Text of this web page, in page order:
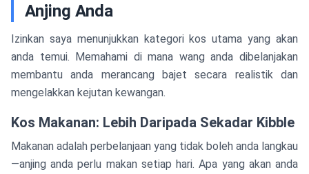
Anjing Anda
Izinkan saya menunjukkan kategori kos utama yang akan
anda temui. Memahami di mana wang anda dibelanjakan
membantu anda merancang bajet secara realistik dan
mengelakkan kejutan kewangan.
Kos Makanan: Lebih Daripada Sekadar Kibble
Makanan adalah perbelanjaan yang tidak boleh anda langkau
—anjing anda perlu makan setiap hari. Apa yang akan anda